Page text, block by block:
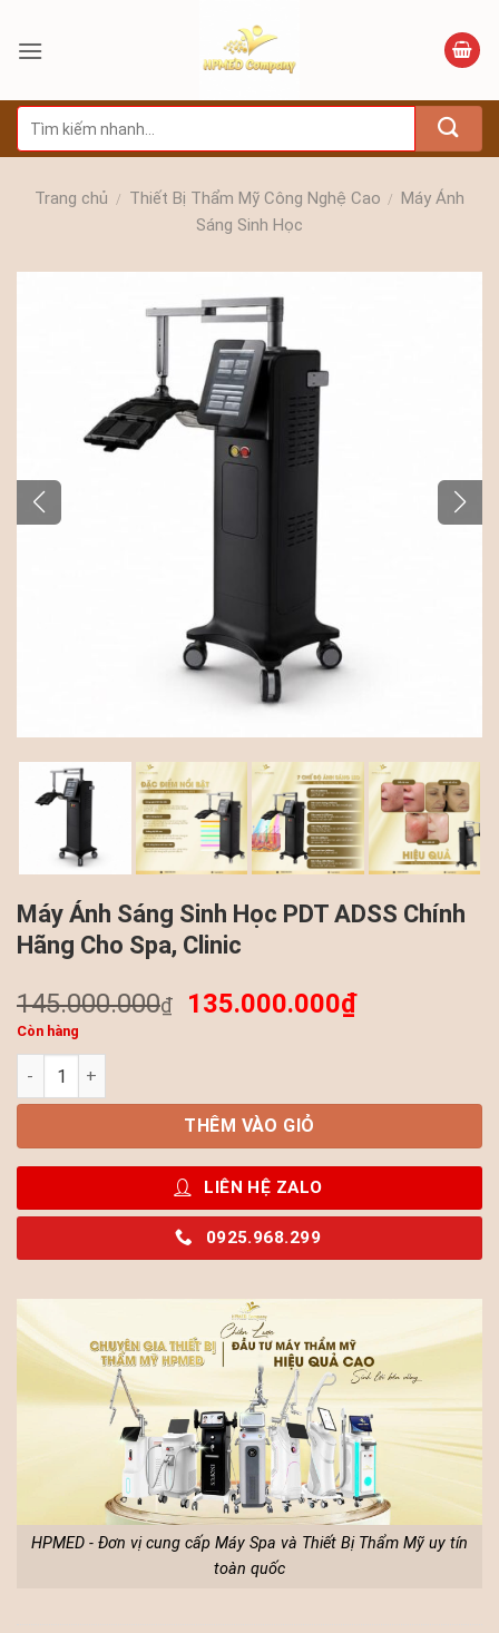
qua
dung
kiếm:
Trang chủ / Thiết Bị Thẩm Mỹ Công Nghệ Cao / Máy Ánh
Sáng Sinh Học
Máy Ánh Sáng Sinh Học PDT ADSS Chính
Hãng Cho Spa, Clinic
145.000.000₫ 135.000.000₫
Còn hàng
Máy Ánh Sáng Sinh Học PDT ADSS Chính Hãng Cho Spa,
THÊM VÀO GIỎ
LIÊN HỆ ZALO
0925.968.299
HPMED - Đơn vị cung cấp Máy Spa và Thiết Bị Thẩm Mỹ uy tín
toàn quốc